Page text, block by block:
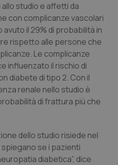
Rettocolite Ulcerosa
neurodegenerative
studio e affetti da
con complicanze vascolari
il 29% di probabilità in
rispetto alle persone che
Le complicanze
influenzato il rischio di
diabete di tipo 2. Con il
renale nello studio è
di frattura più che
dello studio risiede nel
se i pazienti
diabetica”, dice